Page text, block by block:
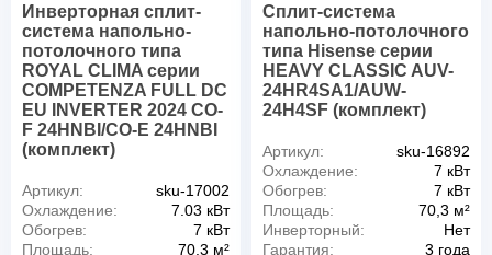
Инверторная сплит-
система напольно-
потолочного типа
ROYAL CLIMA серии
COMPETENZA FULL DC
EU INVERTER 2024 CO-
F 24HNBI/CO-E 24HNBI
(комплект)
Артикул:
sku-17002
Охлаждение:
7.03 кВт
Обогрев:
7 кВт
Площадь:
70.3 м²
Сплит-система
напольно-потолочного
типа Hisense серии
HEAVY CLASSIC AUV-
24HR4SA1/AUW-
24H4SF (комплект)
Артикул:
sku-16892
Охлаждение:
7 кВт
Обогрев:
7 кВт
Площадь:
70,3 м²
Инверторный:
Нет
Гарантия:
3 года